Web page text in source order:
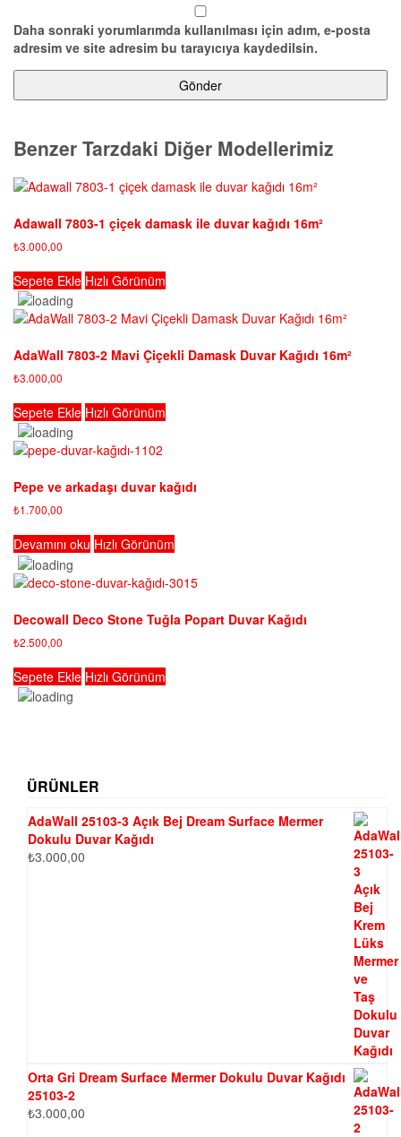
Daha sonraki yorumlarımda kullanılması için adım, e-posta
adresim ve site adresim bu tarayıcıya kaydedilsin.
Benzer Tarzdaki Diğer Modellerimiz
Adawall 7803-1 çiçek damask ile duvar kağıdı 16m²
₺3.000,00
Sepete Ekle Hızlı Görünüm
AdaWall 7803-2 Mavi Çiçekli Damask Duvar Kağıdı 16m²
₺3.000,00
Sepete Ekle Hızlı Görünüm
Pepe ve arkadaşı duvar kağıdı
₺1.700,00
Devamını oku Hızlı Görünüm
Decowall Deco Stone Tuğla Popart Duvar Kağıdı
₺2.500,00
Sepete Ekle Hızlı Görünüm
ÜRÜNLER
AdaWall 25103-3 Açık Bej Dream Surface Mermer
Dokulu Duvar Kağıdı
₺3.000,00
Orta Gri Dream Surface Mermer Dokulu Duvar Kağıdı
25103-2
₺3.000,00